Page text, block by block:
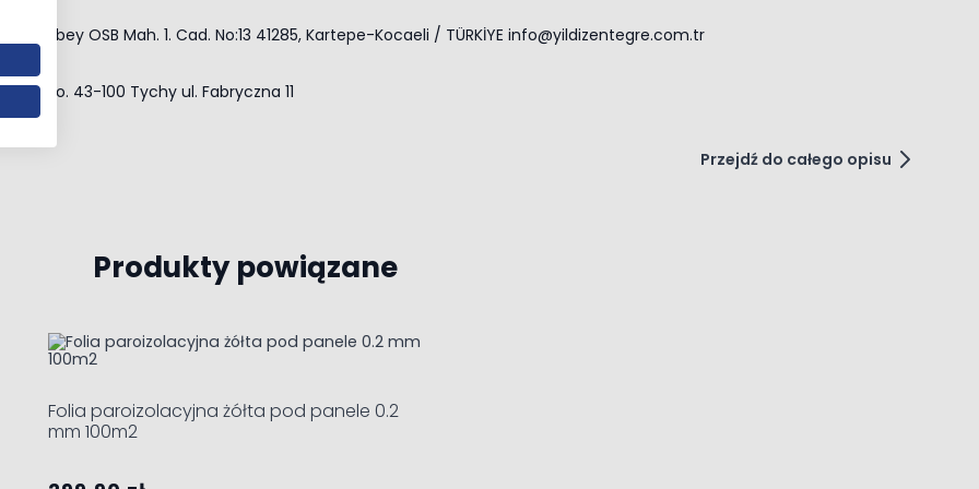
Arslanbey OSB Mah. 1. Cad. No:13 41285, Kartepe-Kocaeli / TÜRKİYE info@yildizentegre.com.tr
Sp. z o.o. 43-100 Tychy ul. Fabryczna 11
Przejdź do całego opisu
Produkty powiązane
Folia paroizolacyjna żółta pod panele 0.2
mm 100m2